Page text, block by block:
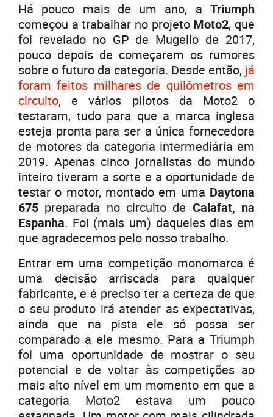
Há pouco mais de um ano, a Triumph
começou a trabalhar no projeto Moto2, que
foi revelado no GP de Mugello de 2017,
pouco depois de começarem os rumores
sobre o futuro da categoria. Desde então, já
foram feitos milhares de quilômetros em
circuito, e vários pilotos da Moto2 o
testaram, tudo para que a marca inglesa
esteja pronta para ser a única fornecedora
de motores da categoria intermediária em
2019. Apenas cinco jornalistas do mundo
inteiro tiveram a sorte e a oportunidade de
testar o motor, montado em uma Daytona
675 preparada no circuito de Calafat, na
Espanha. Foi (mais um) daqueles dias em
que agradecemos pelo nosso trabalho.
Entrar em uma competição monomarca é
uma decisão arriscada para qualquer
fabricante, e é preciso ter a certeza de que
o seu produto irá atender as expectativas,
ainda que na pista ele só possa ser
comparado a ele mesmo. Para a Triumph
foi uma oportunidade de mostrar o seu
potencial e de voltar às competições ao
mais alto nível em um momento em que a
categoria Moto2 estava um pouco